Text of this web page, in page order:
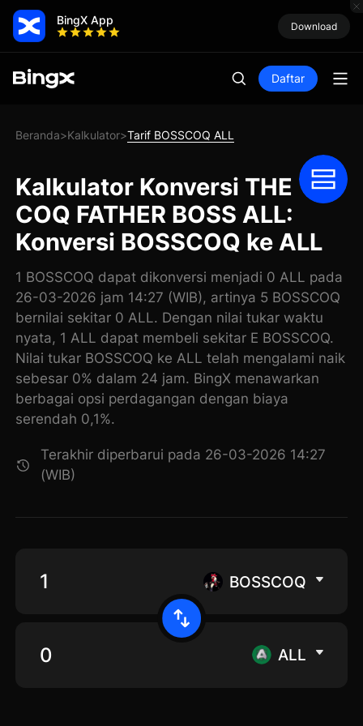
BingX App Download
Daftar
Beranda>Kalkulator>Tarif BOSSCOQ ALL
Kalkulator Konversi THE
COQ FATHER BOSS ALL:
Konversi BOSSCOQ ke ALL
1 BOSSCOQ dapat dikonversi menjadi 0 ALL pada
26-03-2026 jam 14:27 (WIB), artinya 5 BOSSCOQ
bernilai sekitar 0 ALL. Dengan nilai tukar waktu
nyata, 1 ALL dapat membeli sekitar E BOSSCOQ.
Nilai tukar BOSSCOQ ke ALL telah mengalami naik
sebesar 0% dalam 24 jam. BingX menawarkan
berbagai opsi perdagangan dengan biaya
serendah 0,1%.
Terakhir diperbarui pada 26-03-2026 14:27
(WIB)
BOSSCOQ
ALL